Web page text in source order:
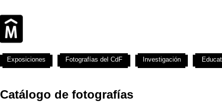
Catálogo de fotografías
Exposiciones Fotografías del CdF Investigación